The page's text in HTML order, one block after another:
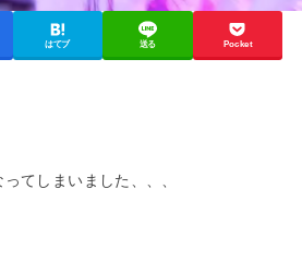
はてブ 送る Pocket
てしまいました、、、